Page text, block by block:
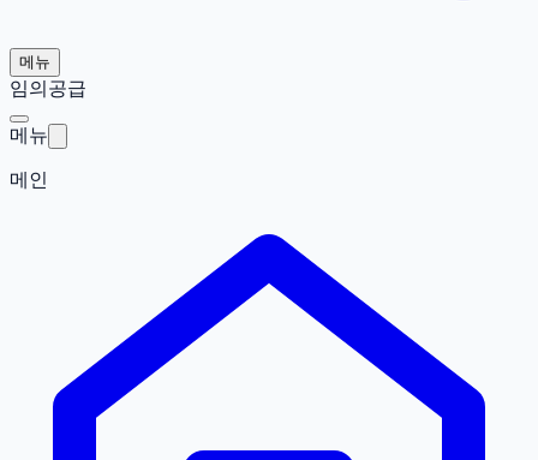
메뉴
임의공급
메뉴
메인